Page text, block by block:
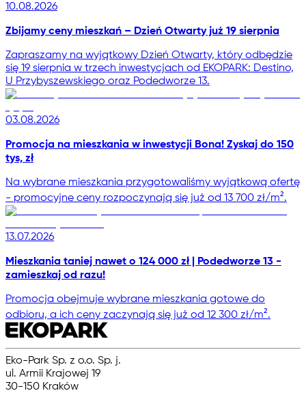
10.08.2026
Zbijamy ceny mieszkań – Dzień Otwarty już 19 sierpnia
Zapraszamy na wyjątkowy Dzień Otwarty, który odbędzie
się 19 sierpnia w trzech inwestycjach od EKOPARK: Destino,
U Przybyszewskiego oraz Podedworze 13.
03.08.2026
Promocja na mieszkania w inwestycji Bona! Zyskaj do 150
tys, zł
Na wybrane mieszkania przygotowaliśmy wyjątkową ofertę
- promocyjne ceny rozpoczynają się już od 13 700 zł/m².
13.07.2026
Mieszkania taniej nawet o 124 000 zł | Podedworze 13 -
zamieszkaj od razu!
Promocja obejmuje wybrane mieszkania gotowe do
odbioru, a ich ceny zaczynają się już od 12 300 zł/m².
Eko-Park Sp. z o.o. Sp. j.
ul. Armii Krajowej 19
30-150 Kraków